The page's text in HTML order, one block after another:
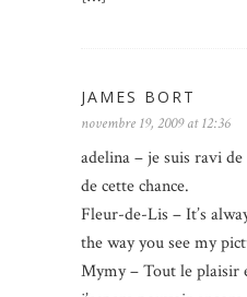
JAMES BORT
novembre 19, 2009 at 12:36
adelina – je suis ravi
de cette chance.
Fleur-de-Lis – It’s
the way you see my
Mymy – Tout le plaisir